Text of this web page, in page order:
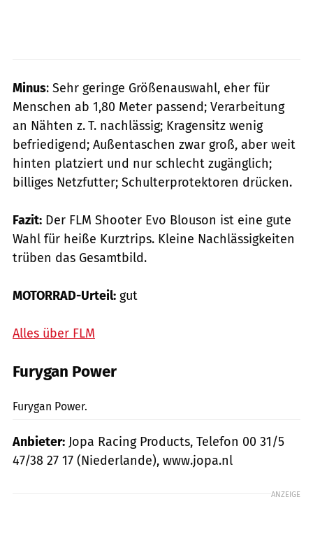
Minus: Sehr geringe Größenauswahl, eher für
Menschen ab 1,80 Meter passend; Verarbeitung
an Nähten z. T. nachlässig; Kragensitz wenig
befriedigend; Außentaschen zwar groß, aber weit
hinten platziert und nur schlecht zugänglich;
billiges Netzfutter; Schulterprotektoren drücken.
Fazit: Der FLM Shooter Evo Blouson ist eine gute
Wahl für heiße Kurztrips. Kleine Nachlässigkeiten
trüben das Gesamtbild.
MOTORRAD-Urteil: gut
Alles über FLM
Furygan Power
Furygan Power.
Anbieter: Jopa Racing Products, Telefon 00 31/5
47/38 27 17 (Niederlande), www.jopa.nl
ANZEIGE